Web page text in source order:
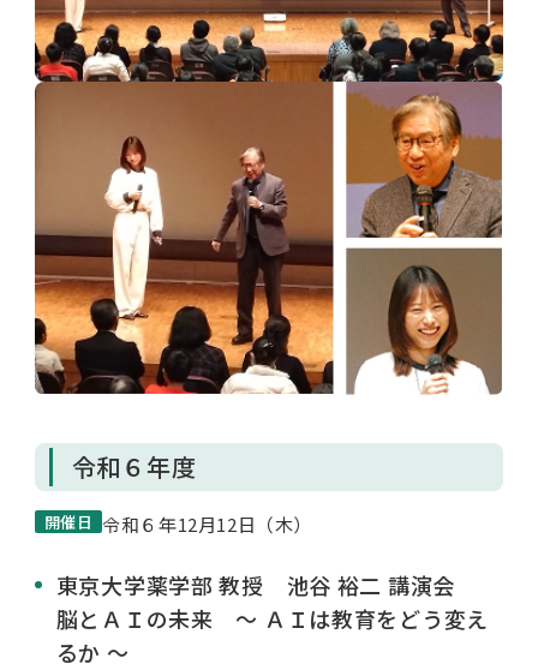
令和６年度
開催日 令和６年12月12日（木）
東京大学薬学部 教授 池谷 裕二 講演会
脳とＡＩの未来 ～ ＡＩは教育をどう変え
るか ～